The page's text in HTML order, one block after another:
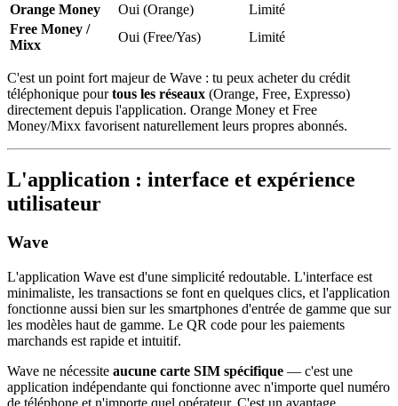
Orange Money
Oui (Orange)
Limité
Free Money /
Mixx
Oui (Free/Yas) Limité
C'est un point fort majeur de Wave : tu peux acheter du crédit
téléphonique pourtous les réseaux (Orange, Free, Expresso)
directement depuis l'application. Orange Money et Free
Money/Mixx favorisent naturellement leurs propres abonnés.
L'application : interface et expérience
utilisateur
Wave
L'application Wave est d'une simplicité redoutable. L'interface est
minimaliste, les transactions se font en quelques clics, et l'application
fonctionne aussi bien sur les smartphones d'entrée de gamme que sur
les modèles haut de gamme. Le QR code pour les paiements
marchands est rapide et intuitif.
Wave ne nécessite aucune carte SIM spécifique — c'est une
application indépendante qui fonctionne avec n'importe quel numéro